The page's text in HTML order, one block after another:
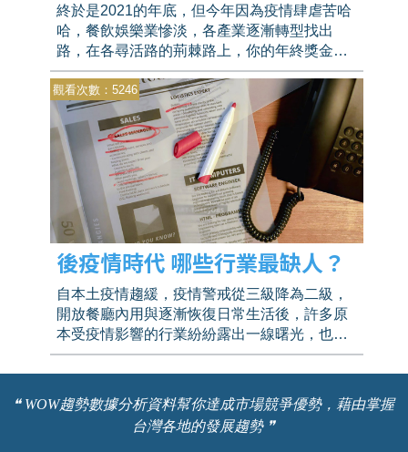
終於是2021的年底，但今年因為疫情肆虐苦哈
哈，餐飲娛樂業慘淡，各產業逐漸轉型找出
路，在各尋活路的荊棘路上，你的年終獎金到
底有沒有可能符合你心中的那個數字呢? 你任
職的行業又有沒有擠進今年年終領最多的TOP5
呢?
觀看次數：5246
後疫情時代 哪些行業最缺人？
自本土疫情趨緩，疫情警戒從三級降為二級，
開放餐廳內用與逐漸恢復日常生活後，許多原
本受疫情影響的行業紛紛露出一線曙光，也讓
原本被迫放無薪假或失業的勞工重新開始找工
作。
❝ WOW趨勢數據分析資料幫你達成市場競爭優勢，藉由掌握
台灣各地的發展趨勢 ❞